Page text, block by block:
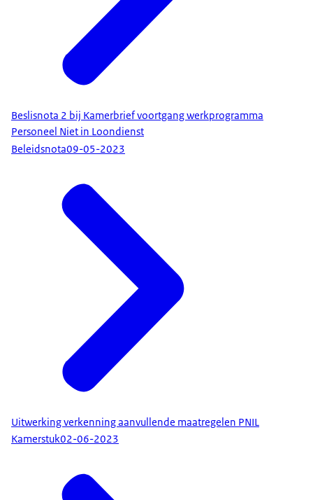
Beslisnota 2 bij Kamerbrief voortgang werkprogramma
Personeel Niet in Loondienst
Beleidsnota09-05-2023
Uitwerking verkenning aanvullende maatregelen PNIL
Kamerstuk02-06-2023